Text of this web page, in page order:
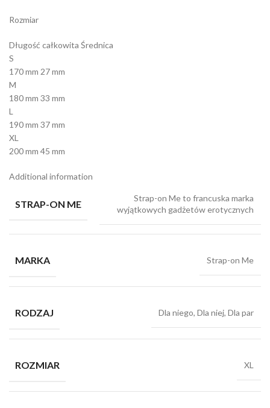
Rozmiar
Długość całkowita Średnica
S
170 mm 27 mm
M
180 mm 33 mm
L
190 mm 37 mm
XL
200 mm 45 mm
Additional information
STRAP-ON ME
Strap-on Me to francuska marka
wyjątkowych gadżetów erotycznych
MARKA Strap-on Me
RODZAJ Dla niego, Dla niej, Dla par
ROZMIAR XL